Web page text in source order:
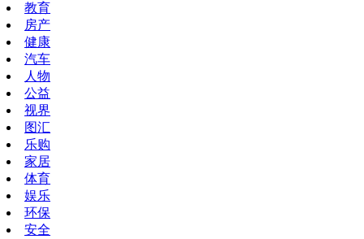
教育
房产
健康
汽车
人物
公益
视界
图汇
乐购
家居
体育
娱乐
环保
安全